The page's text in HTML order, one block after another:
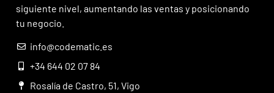
siguiente nivel, aumentando las ventas y posicionando
tu negocio.
info@codematic.es
+34 644 02 07 84
Rosalía de Castro, 51, Vigo